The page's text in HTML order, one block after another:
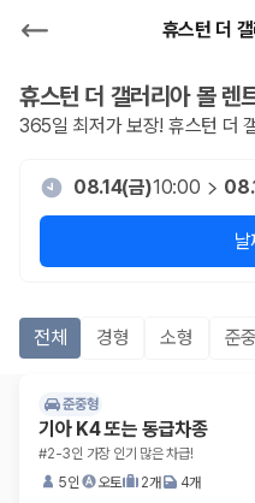
휴스턴 더
휴스턴 더 갤러리아 몰렌
365일 최저가 보장! 휴스턴 더
08.14(금)10:00
전체 경형 소형 준
준중형
기아 K4 또는 동급차종
#2-3인 가장 인기 많은 차급!
5인
오토 2개 4개